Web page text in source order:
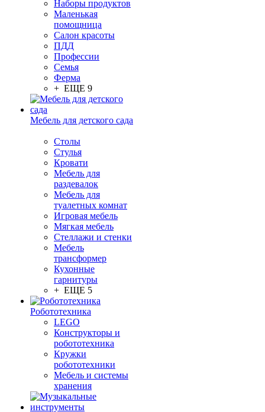
Наборы продуктов
Маленькая
помощница
Салон красоты
ПДД
Профессии
Семья
Ферма
+ ЕЩЕ 9
Мебель для детского сада
Столы
Cтулья
Кровати
Мебель для
раздевалок
Мебель для
туалетных комнат
Игровая мебель
Мягкая мебель
Стеллажи и стенки
Мебель
трансформер
Кухонные
гарнитуры
+ ЕЩЕ 5
Робототехника
LEGO
Конструкторы и
робототехника
Кружки
робототехники
Мебель и системы
хранения